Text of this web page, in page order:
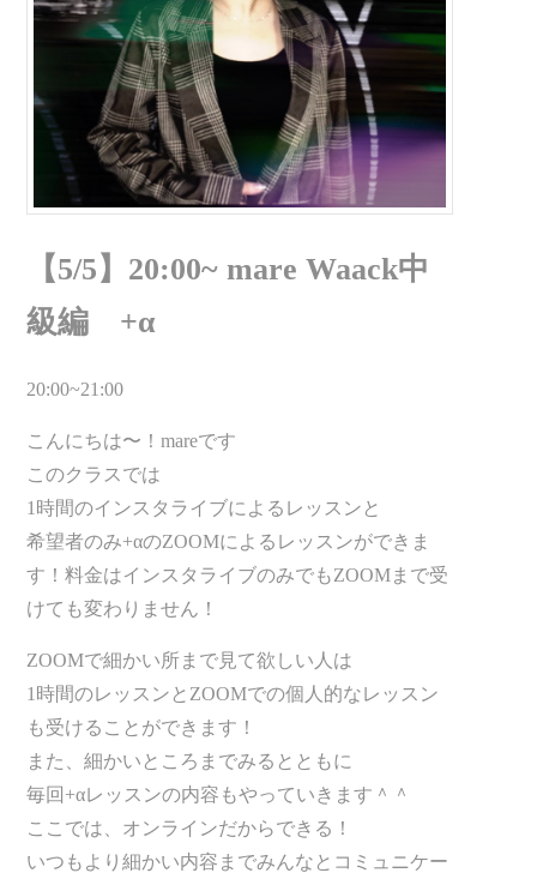
【5/5】20:00~ mare Waack中
級編 +α
20:00~21:00
こんにちは〜！mareです
このクラスでは
1時間のインスタライブによるレッスンと
希望者のみ+αのZOOMによるレッスンができま
す！料金はインスタライブのみでもZOOMまで受
けても変わりません！
ZOOMで細かい所まで見て欲しい人は
1時間のレッスンとZOOMでの個人的なレッスン
も受けることができます！
また、細かいところまでみるとともに
毎回+αレッスンの内容もやっていきます＾＾
ここでは、オンラインだからできる！
いつもより細かい内容までみんなとコミュニケー